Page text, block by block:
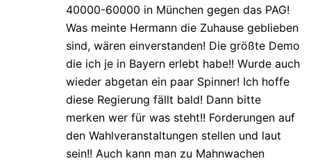
40000-60000 in München gegen das PAG!
Was meinte Hermann die Zuhause geblieben
sind, wären einverstanden! Die größte Demo
die ich je in Bayern erlebt habe!! Wurde auch
wieder abgetan ein paar Spinner! Ich hoffe
diese Regierung fällt bald! Dann bitte
merken wer für was steht!! Forderungen auf
den Wahlveranstaltungen stellen und laut
sein!! Auch kann man zu Mahnwachen